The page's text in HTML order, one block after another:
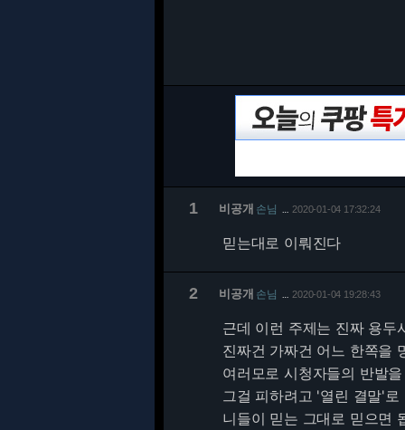
1 비공개 손님 2020-01-04 17:32:24
믿는대로 이뤄진다
2 비공개 손님 2020-01-04 19:28:43
근데 이런 주제는 진짜 용두
진짜건 가짜건 어느 한쪽을
여러모로 시청자들의 반발
그걸 피하려고 '열린 결말'로
니들이 믿는 그대로 믿으면